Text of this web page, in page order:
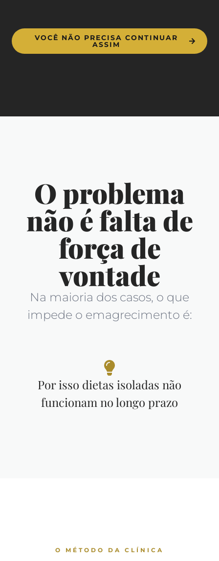
VOCÊ NÃO PRECISA CONTINUAR
ASSIM
O problema
não é falta de
força de
vontade
Na maioria dos casos, o que
impede o emagrecimento é:
Por isso dietas isoladas não
funcionam no longo prazo
O MÉTODO DA CLÍNICA